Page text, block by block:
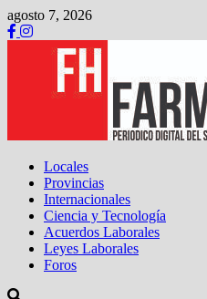
Saltar
al
contenido
agosto 7, 2026
Locales
Provincias
Internacionales
Ciencia y Tecnología
Acuerdos Laborales
Leyes Laborales
Foros